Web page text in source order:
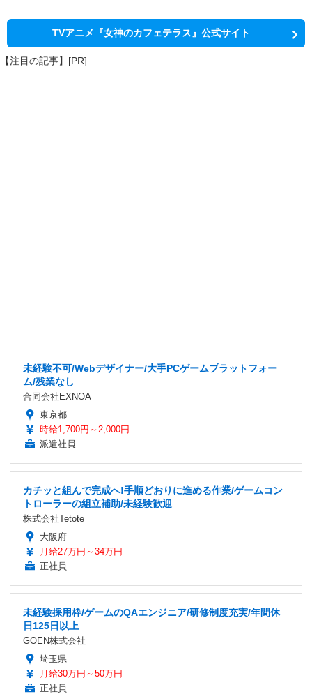
TVアニメ『女神のカフェテラス』公式サイト
【注目の記事】[PR]
未経験不可/Webデザイナー/大手PCゲームプラットフォー
ム/残業なし
合同会社EXNOA
東京都
時給1,700円～2,000円
派遣社員
カチッと組んで完成へ!手順どおりに進める作業/ゲームコン
トローラーの組立補助/未経験歓迎
株式会社Tetote
大阪府
月給27万円～34万円
正社員
未経験採用枠/ゲームのQAエンジニア/研修制度充実/年間休
日125日以上
GOEN株式会社
埼玉県
月給30万円～50万円
正社員